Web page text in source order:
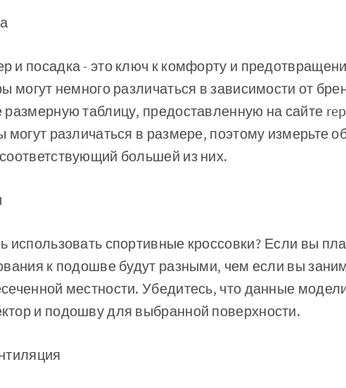
и посадка - это ключ к комфорту и
могут немного различаться в зависимости от
размерную таблицу, предоставленную на сайте
могут различаться в размере, поэтому измерьте
большей из них.
использовать спортивные кроссовки? Если вы
к подошве будут разными, чем если вы
местности. Убедитесь, что данные
и подошву для выбранной поверхности.